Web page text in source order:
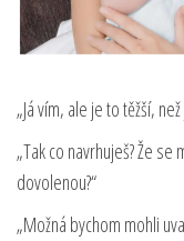
„Já vím, ale je to těžší,
„Tak co navrhuješ? Že
dovolenou?“
„Možná bychom mohli